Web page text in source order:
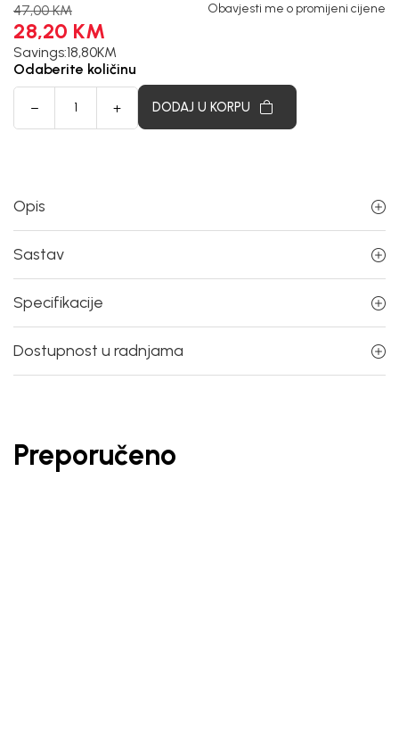
47,00 KM
28,20 KM
Savings:18,80KM
Obavjesti me o promijeni cijene
Odaberite količinu
DODAJ U KORPU
Opis
Sastav
Specifikacije
Dostupnost u radnjama
Preporučeno